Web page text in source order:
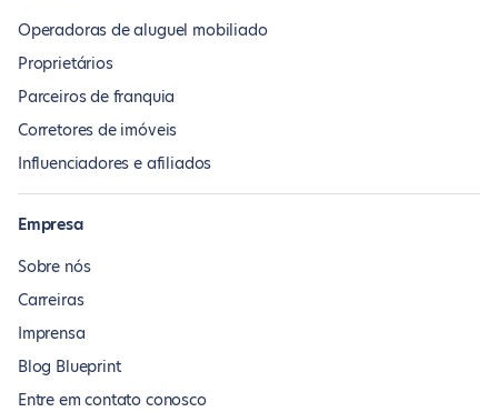
Operadoras de aluguel mobiliado
Proprietários
Parceiros de franquia
Corretores de imóveis
Influenciadores e afiliados
Empresa
Sobre nós
Carreiras
Imprensa
Blog Blueprint
Entre em contato conosco